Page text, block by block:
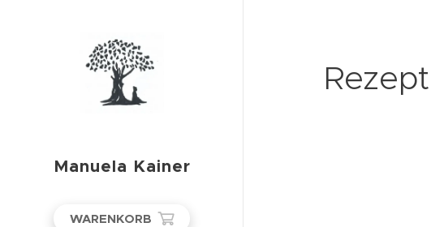
Manuela Kainer
WARENKORB